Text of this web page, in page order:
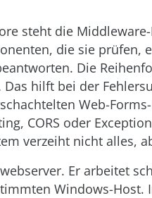
steht die
die sie prüfen,
Die
hilft bei der
Web-
CORS oder
verzeiht nicht alles,
Er arbeitet
Windows-Host.